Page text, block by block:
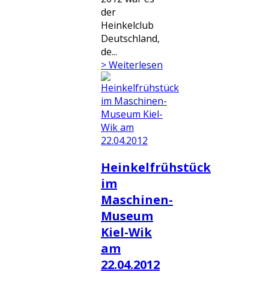
der
Heinkelclub
Deutschland,
de...
> Weiterlesen
Heinkelfrühstück
im
Maschinen-
Museum
Kiel-Wik
am
22.04.2012